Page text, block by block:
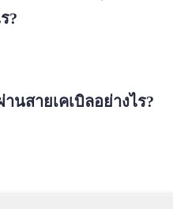
?
นสายเคเบิลอย่างไร?